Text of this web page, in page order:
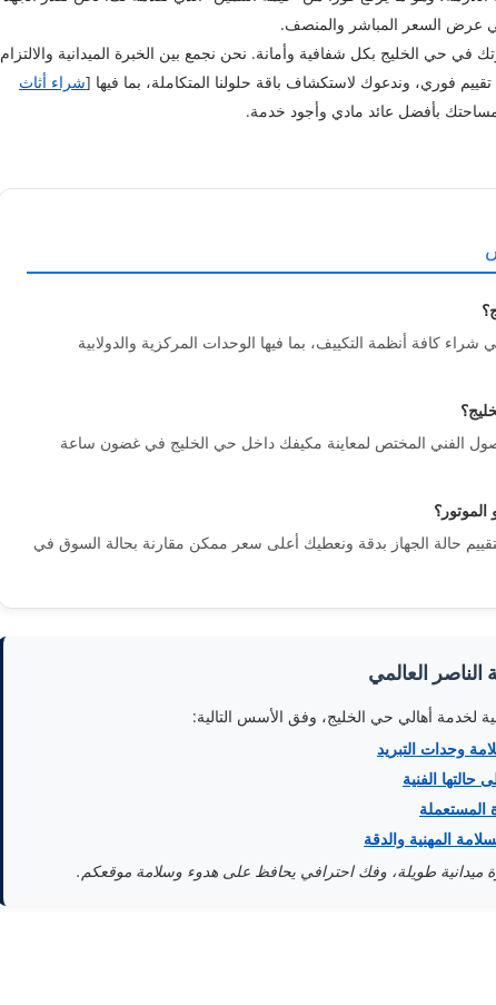
عرض السعر المباشر والمنصف.
حي الخليج بكل شفافية وأمانة. نحن نجمع بين الخبرة الميدانية والالتزام
فوري، وندعوك لاستكشاف باقة حلولنا المتكاملة، بما فيها [شراء أثاث
بأفضل عائد مادي وأجود خدمة.
كافة أنظمة التكييف، بما فيها الوحدات المركزية والدولابية
الفني المختص لمعاينة مكيفك داخل حي الخليج في غضون ساعة
حالة الجهاز بدقة ونعطيك أعلى سعر ممكن مقارنة بحالة السوق في
العالمي
لخدمة أهالي حي الخليج، وفق الأسس التالية:
وحدات التبريد
حالتها الفنية
المستعملة
المهنية والدقة
ميدانية طويلة، وفك احترافي يحافظ على هدوء وسلامة موقعكم.